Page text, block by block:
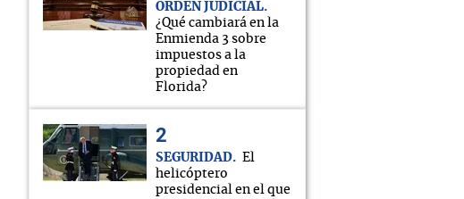
ORDEN JUDICIAL
¿Qué cambiará en la
Enmienda 3 sobre
impuestos a la
propiedad en
Florida?
SEGURIDAD
El
helicóptero
presidencial en el que